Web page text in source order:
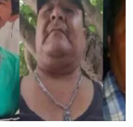
para informar, ya lo he
va a haber una línea aérea
ser manejada por la misma